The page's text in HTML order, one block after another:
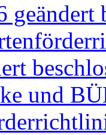
geändert
und